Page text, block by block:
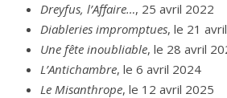
Dreyfus, l’Affaire…, 25 avril 2022
Diableries impromptues, le 21
Une fête inoubliable, le 28 avril
L’Antichambre, le 6 avril 2024
Le Misanthrope, le 12 avril 2025